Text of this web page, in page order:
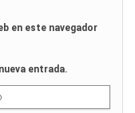
en este navegador
entrada.